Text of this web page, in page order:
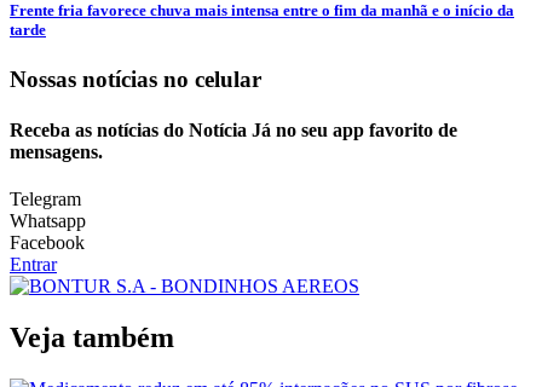
Frente fria favorece chuva mais intensa entre o fim da manhã e o início da
tarde
Nossas notícias no celular
Receba as notícias do Notícia Já no seu app favorito de
mensagens.
Telegram
Whatsapp
Facebook
Entrar
Veja também